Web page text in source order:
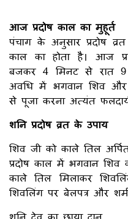
आज प्रदोष काल का मुहूर्त
पंचाग के अनुसार प्रदोष
काल का होता है। आज
बजकर 4 मिनट से रात
अवधि में भगवान शिव और
से पूजा करना अत्यंत
शनि प्रदोष व्रत के उपाय
शिव जी को काले तिल
प्रदोष काल में भगवान
काले तिल मिलाकर
शिवलिंग पर बेलपत्र और